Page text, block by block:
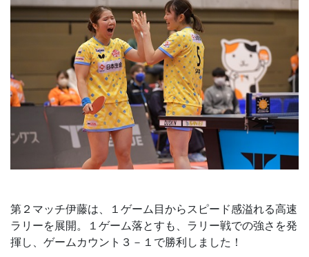
第２マッチ伊藤は、１ゲーム目からスピード感溢れる高速
ラリーを展開。１ゲーム落とすも、ラリー戦での強さを発
揮し、ゲームカウント３－１で勝利しました！